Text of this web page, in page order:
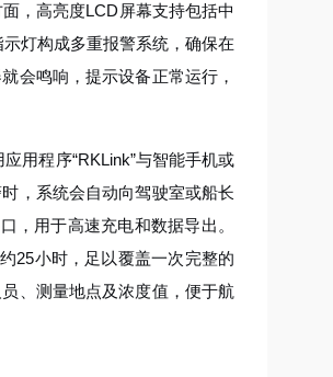
，高亮度LCD屏幕支持包括中
灯构成多重报警系统，确保在
会鸣响，提示设备正常运行，
用程序“RKLink”与智能手机或
，系统会自动向驾驶室或船长
，用于高速充电和数据导出。
25小时，足以覆盖一次完整的
、测量地点及浓度值，便于航